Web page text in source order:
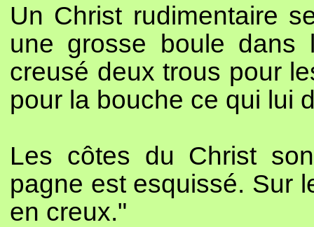
Un Christ rudimentaire
une grosse boule dans
creusé deux trous pour
pour la bouche ce qui lui
Les côtes du Christ
pagne est esquissé. Sur
en creux."